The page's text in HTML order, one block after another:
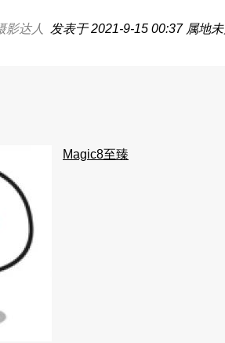
影达人 发表于 2021-9-15 00:37 属地
Magic8至臻